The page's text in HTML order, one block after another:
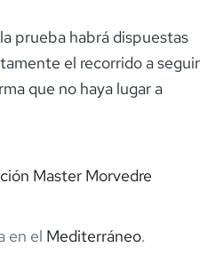
prueba habrá dispuestas
el recorrido a seguir
que no haya lugar a
Master Morvedre
en el Mediterráneo.